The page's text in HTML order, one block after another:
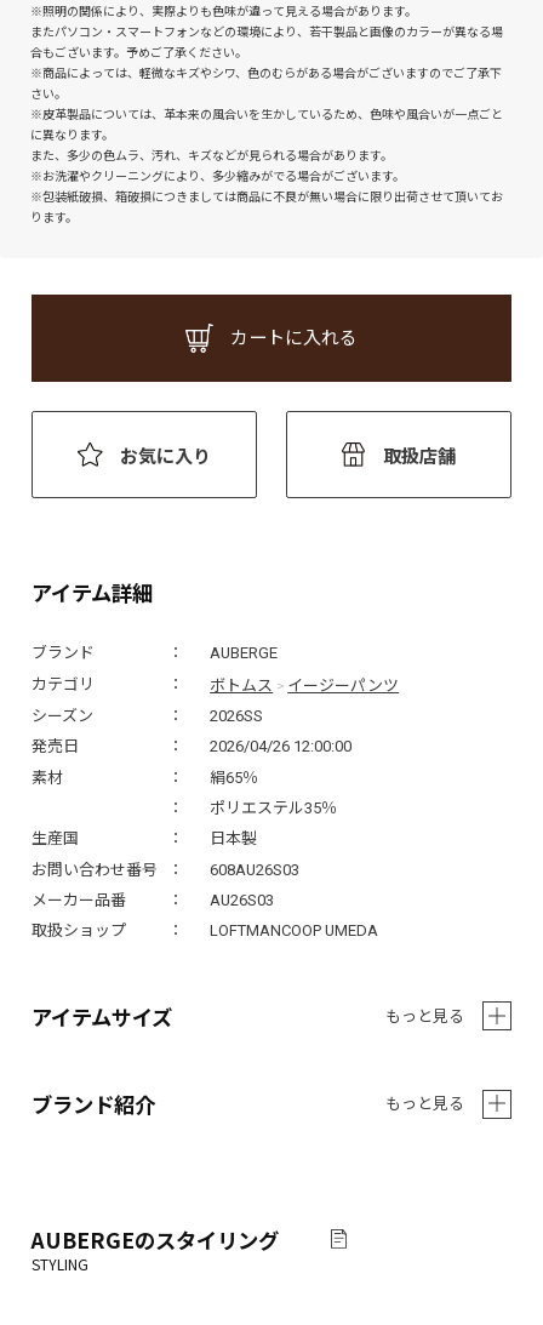
※照明の関係により、実際よりも色味が違って見える場合があります。
またパソコン・スマートフォンなどの環境により、若干製品と画像のカラーが異なる場
合もございます。予めご了承ください。
※商品によっては、軽微なキズやシワ、色のむらがある場合がございますのでご了承下
さい。
※皮革製品については、革本来の風合いを生かしているため、色味や風合いが一点ごと
に異なります。
また、多少の色ムラ、汚れ、キズなどが見られる場合があります。
※お洗濯やクリーニングにより、多少縮みがでる場合がございます。
※包装紙破損、箱破損につきましては商品に不良が無い場合に限り出荷させて頂いてお
ります。
カートに入れる
お気に入り 取扱店舗
アイテム詳細
ブランド
AUBERGE
カテゴリ
ボトムス > イージーパンツ
シーズン
2026SS
発売日
2026/04/26 12:00:00
素材
絹65％
ポリエステル35％
生産国
日本製
お問い合わせ番号
608AU26S03
メーカー品番
AU26S03
取扱ショップ
LOFTMANCOOP UMEDA
アイテムサイズ もっと見る
ブランド紹介 もっと見る
AUBERGEのスタイリング